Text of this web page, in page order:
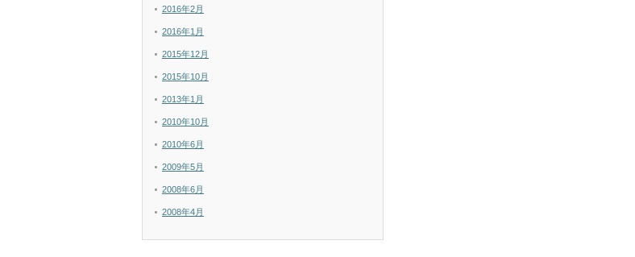
2016年2月
2016年1月
2015年12月
2015年10月
2013年1月
2010年10月
2010年6月
2009年5月
2008年6月
2008年4月